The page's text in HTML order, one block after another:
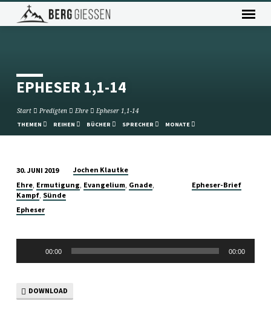
EPHESER 1,1-14
Start Predigten Ehre Epheser 1,1-14
THEMEN REIHEN BÜCHER SPRECHER MONATE
EPHESER
1,1-
14
30. JUNI 2019
Jochen Klautke
Ehre, Ermutigung, Evangelium, Gnade,
Kampf, Sünde
Epheser-Brief
Epheser
00:00 00:00
DOWNLOAD